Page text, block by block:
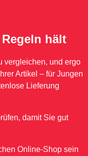
hält
vergleichen, und ergo
Artikel – für Jungen
Lieferung
damit Sie gut
Online-Shop sein